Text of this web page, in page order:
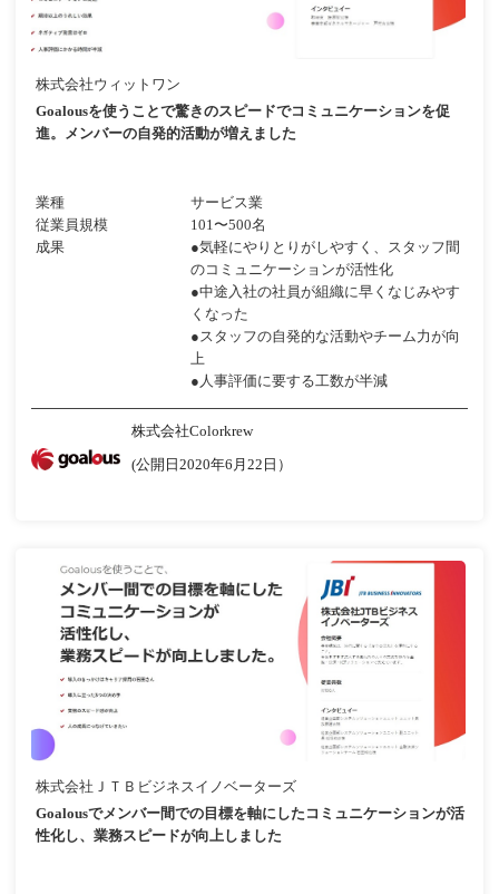
株式会社ウィットワン
Goalousを使うことで驚きのスピードでコミュニケーションを促
進。メンバーの自発的活動が増えました
業種
サービス業
従業員規模
101〜500名
成果
●気軽にやりとりがしやすく、スタッフ間
のコミュニケーションが活性化
●中途入社の社員が組織に早くなじみやす
くなった
●スタッフの自発的な活動やチーム力が向
上
●人事評価に要する工数が半減
株式会社Colorkrew
(公開日2020年6月22日）
株式会社ＪＴＢビジネスイノベーターズ
Goalousでメンバー間での目標を軸にしたコミュニケーションが活
性化し、業務スピードが向上しました